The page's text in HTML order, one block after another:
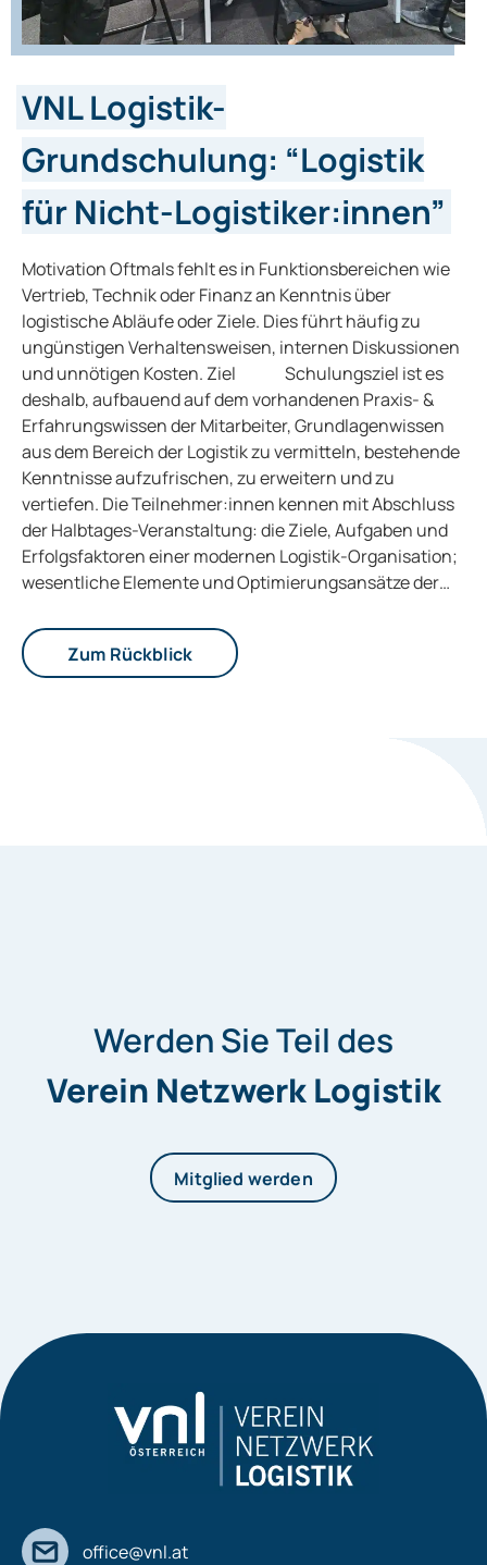
VNL Logistik-
Grundschulung: “Logistik
für Nicht-Logistiker:innen”
Motivation Oftmals fehlt es in Funktionsbereichen wie
Vertrieb, Technik oder Finanz an Kenntnis über
logistische Abläufe oder Ziele. Dies führt häufig zu
ungünstigen Verhaltensweisen, internen Diskussionen
und unnötigen Kosten. Ziel Schulungsziel ist es
deshalb, aufbauend auf dem vorhandenen Praxis- &
Erfahrungswissen der Mitarbeiter, Grundlagenwissen
aus dem Bereich der Logistik zu vermitteln, bestehende
Kenntnisse aufzufrischen, zu erweitern und zu
vertiefen. Die Teilnehmer:innen kennen mit Abschluss
der Halbtages-Veranstaltung: die Ziele, Aufgaben und
Erfolgsfaktoren einer modernen Logistik-Organisation;
wesentliche Elemente und Optimierungsansätze der…
Zum Rückblick
Werden Sie Teil des
Verein Netzwerk Logistik
Mitglied werden
office@vnl.at